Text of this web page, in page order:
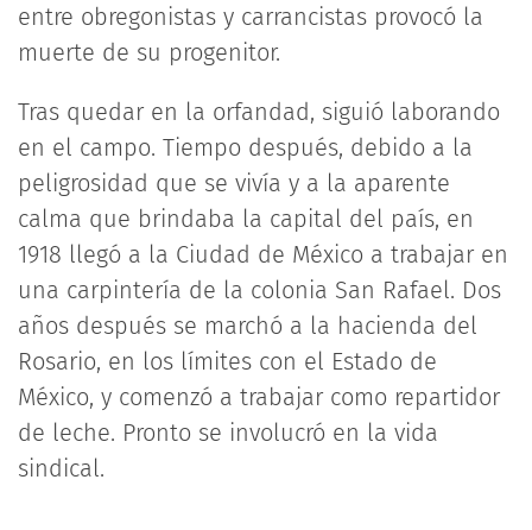
entre obregonistas y carrancistas provocó la
muerte de su progenitor.
Tras quedar en la orfandad, siguió laborando
en el campo. Tiempo después, debido a la
peligrosidad que se vivía y a la aparente
calma que brindaba la capital del país, en
1918 llegó a la Ciudad de México a trabajar en
una carpintería de la colonia San Rafael. Dos
años después se marchó a la hacienda del
Rosario, en los límites con el Estado de
México, y comenzó a trabajar como repartidor
de leche. Pronto se involucró en la vida
sindical.